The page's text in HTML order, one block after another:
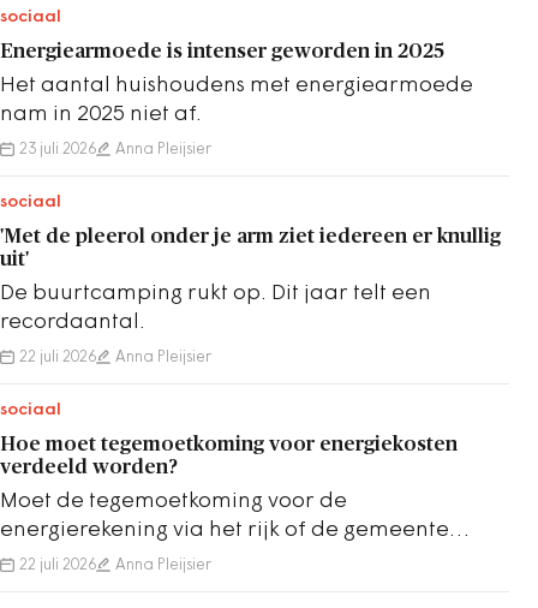
sociaal
Energiearmoede is intenser geworden in 2025
Het aantal huishoudens met energiearmoede
nam in 2025 niet af.
23 juli 2026 Anna Pleijsier
sociaal
'Met de pleerol onder je arm ziet iedereen er knullig
uit'
De buurtcamping rukt op. Dit jaar telt een
recordaantal.
22 juli 2026 Anna Pleijsier
sociaal
Hoe moet tegemoetkoming voor energiekosten
verdeeld worden?
Moet de tegemoetkoming voor de
energierekening via het rijk of de gemeente
worden verdeeld? Adviescollege mist die
22 juli 2026 Anna Pleijsier